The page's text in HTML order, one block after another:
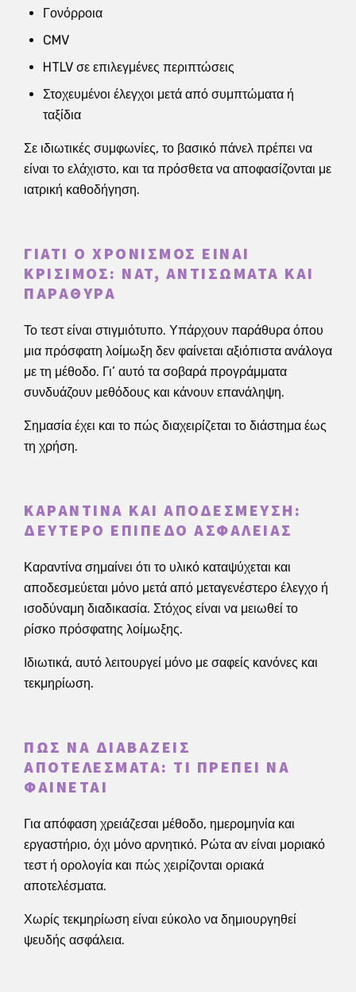
Γονόρροια
CMV
HTLV σε επιλεγμένες περιπτώσεις
Στοχευμένοι έλεγχοι μετά από συμπτώματα ή
ταξίδια
Σε ιδιωτικές συμφωνίες, το βασικό πάνελ πρέπει να
είναι το ελάχιστο, και τα πρόσθετα να αποφασίζονται με
ιατρική καθοδήγηση.
ΓΙΑΤΊ Ο ΧΡΟΝΙΣΜΌΣ ΕΊΝΑΙ
ΚΡΊΣΙΜΟΣ: NAT, ΑΝΤΙΣΏΜΑΤΑ ΚΑΙ
ΠΑΡΆΘΥΡΑ
Το τεστ είναι στιγμιότυπο. Υπάρχουν παράθυρα όπου
μια πρόσφατη λοίμωξη δεν φαίνεται αξιόπιστα ανάλογα
με τη μέθοδο. Γι’ αυτό τα σοβαρά προγράμματα
συνδυάζουν μεθόδους και κάνουν επανάληψη.
Σημασία έχει και το πώς διαχειρίζεται το διάστημα έως
τη χρήση.
ΚΑΡΑΝΤΊΝΑ ΚΑΙ ΑΠΟΔΈΣΜΕΥΣΗ:
ΔΕΎΤΕΡΟ ΕΠΊΠΕΔΟ ΑΣΦΆΛΕΙΑΣ
Καραντίνα σημαίνει ότι το υλικό καταψύχεται και
αποδεσμεύεται μόνο μετά από μεταγενέστερο έλεγχο ή
ισοδύναμη διαδικασία. Στόχος είναι να μειωθεί το
ρίσκο πρόσφατης λοίμωξης.
Ιδιωτικά, αυτό λειτουργεί μόνο με σαφείς κανόνες και
τεκμηρίωση.
ΠΏΣ ΝΑ ΔΙΑΒΆΖΕΙΣ
ΑΠΟΤΕΛΈΣΜΑΤΑ: ΤΙ ΠΡΈΠΕΙ ΝΑ
ΦΑΊΝΕΤΑΙ
Για απόφαση χρειάζεσαι μέθοδο, ημερομηνία και
εργαστήριο, όχι μόνο αρνητικό. Ρώτα αν είναι μοριακό
τεστ ή ορολογία και πώς χειρίζονται οριακά
αποτελέσματα.
Χωρίς τεκμηρίωση είναι εύκολο να δημιουργηθεί
ψευδής ασφάλεια.